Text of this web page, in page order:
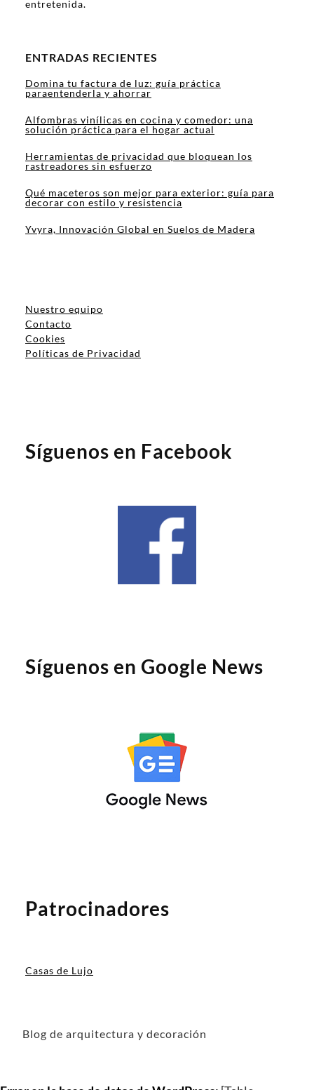
entretenida.
ENTRADAS RECIENTES
Domina tu factura de luz: guía práctica
paraentenderla y ahorrar
Alfombras vinílicas en cocina y comedor: una
solución práctica para el hogar actual
Herramientas de privacidad que bloquean los
rastreadores sin esfuerzo
Qué maceteros son mejor para exterior: guía para
decorar con estilo y resistencia
Yvyra, Innovación Global en Suelos de Madera
Nuestro equipo
Contacto
Cookies
Políticas de Privacidad
Síguenos en Facebook
Síguenos en Google News
Patrocinadores
Casas de Lujo
Blog de arquitectura y decoración